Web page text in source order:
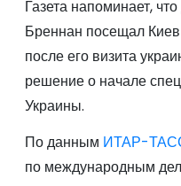
Газета напоминает,
Бреннан посещал
после его визита
решение о начале
Украины.
По данным ИТАР-
по международным